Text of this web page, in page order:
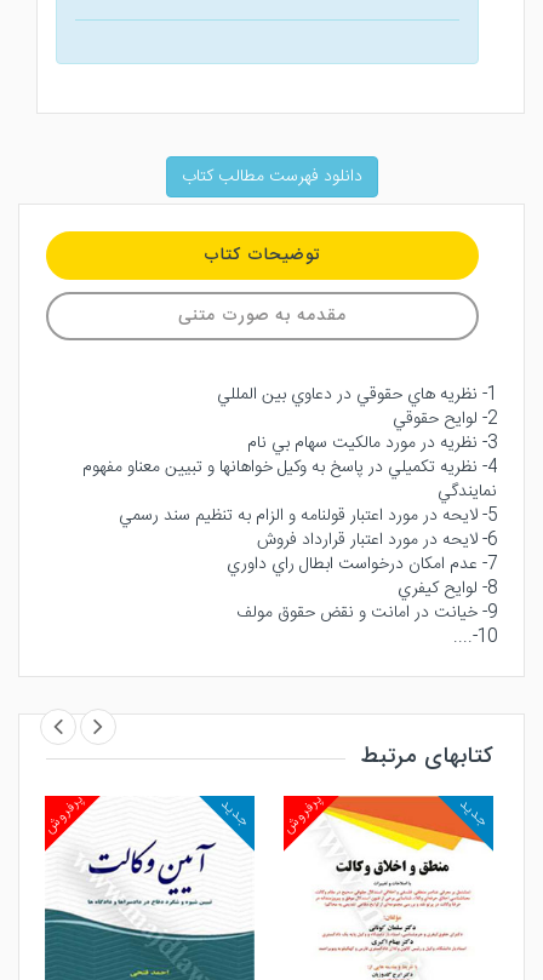
دانلود فهرست مطالب کتاب
توضیحات کتاب
مقدمه به صورت متنی
1- نظريه هاي حقوقي در دعاوي بين المللي
2- لوايح حقوقي
3- نظريه در مورد مالكيت سهام بي نام
4- نظريه تكميلي در پاسخ به وكيل خواهانها و تبيين معناو مفهوم
نمايندگي
5- لايحه در مورد اعتبار قولنامه و الزام به تنظيم سند رسمي
6- لايحه در مورد اعتبار قرارداد فروش
7- عدم امكان درخواست ابطال راي داوري
8- لوايح كيفري
9- خيانت در امانت و نقض حقوق مولف
10-....
کتابهای مرتبط
پرفروش جدید پرفروش جدید